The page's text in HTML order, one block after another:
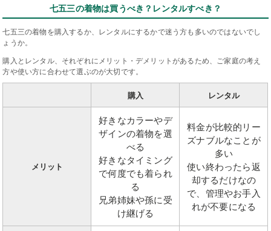
七五三の着物は買うべき？レンタルすべき？
七五三の着物を購入するか、レンタルにするかで迷う方も多いのではないでし
ょうか。
購入とレンタル、それぞれにメリット・デメリットがあるため、ご家庭の考え
方や使い方に合わせて選ぶのが大切です。
購入 レンタル
メリット
好きなカラーやデ
ザインの着物を選
べる
好きなタイミング
で何度でも着られ
る
兄弟姉妹や孫に受
け継げる
料金が比較的リー
ズナブルなことが
多い
使い終わったら返
却するだけなの
で、管理やお手入
れが不要になる